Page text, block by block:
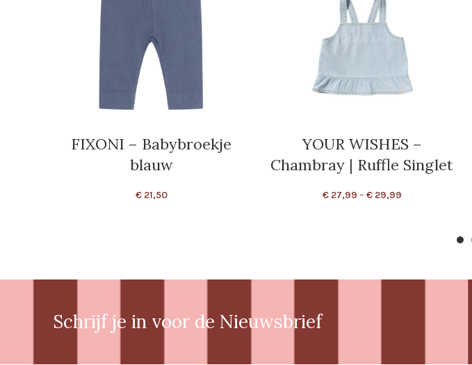
FIXONI – Babybroekje
blauw
€21,50
YOUR WISHES –
Chambray | Ruffle Singlet
€27,99 – €29,99
Schrijf je in voor de Nieuwsbrief